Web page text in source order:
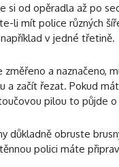
si od opěradla až po
li mít police různých
v jedné třetině.
změřeno a naznačeno,
a začít řezat. Pokud
pilou to půjde o
důkladně obruste
polici máte